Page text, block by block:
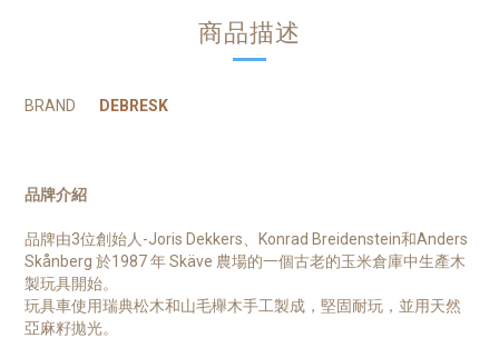
商品描述
BRAND DEBRESK
品牌介紹
品牌由3位創始人-Joris Dekkers、Konrad Breidenstein和Anders
Skånberg 於1987 年 Skäve 農場的一個古老的玉米倉庫中生產木
製玩具開始。
玩具車使用瑞典松木和山毛櫸木手工製成，堅固耐玩，並用天然
亞麻籽拋光。